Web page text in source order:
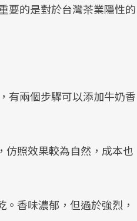
要的是對於台灣茶業隱性的
有兩個步驟可以添加牛奶香
仿照效果較為自然，成本也
香味濃郁，但過於強烈，